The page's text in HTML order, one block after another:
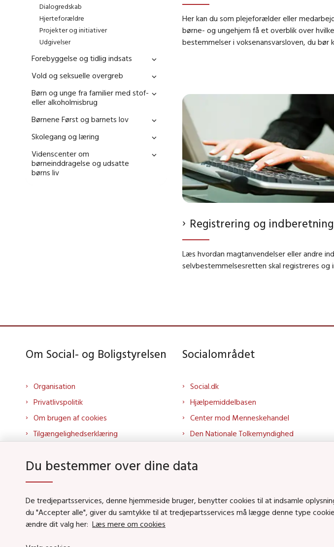
Dialogredskab
Hjerteforældre
Projekter og initiativer
Udgivelser
Forebyggelse og tidlig indsats
Vold og seksuelle overgreb
Børn og unge fra familier med stof-
eller alkoholmisbrug
Børnene Først og barnets lov
Skolegang og læring
Videnscenter om
børneinddragelse og udsatte
børns liv
Her kan du som plejeforælder eller
børne- og ungehjem få et overblik over hvilke
bestemmelser i voksenansvarsloven, du bør
Registrering og
Læs hvordan magtanvendelser eller andre
selvbestemmelsesretten skal registreres og
Om Social- og Boligstyrelsen
Organisation
Privatlivspolitik
Om brugen af cookies
Tilgængelighedserklæring
Kontakt os
Whistleblowerordning
About us
Socialområdet
Social.dk
Hjælpemiddelbasen
Center mod Menneskehandel
Den Nationale Tolkemyndighed
Tolkeportalen
Socialområdet på YouTube
Podcasts på SoundCloud
Du bestemmer over dine data
De tredjepartsservices, denne hjemmeside bruger, benytter cookies til at indsamle
du "Accepter alle", giver du samtykke til at tredjepartsservices må lægge denne type
ændre dit valg her: Læs mere om cookies